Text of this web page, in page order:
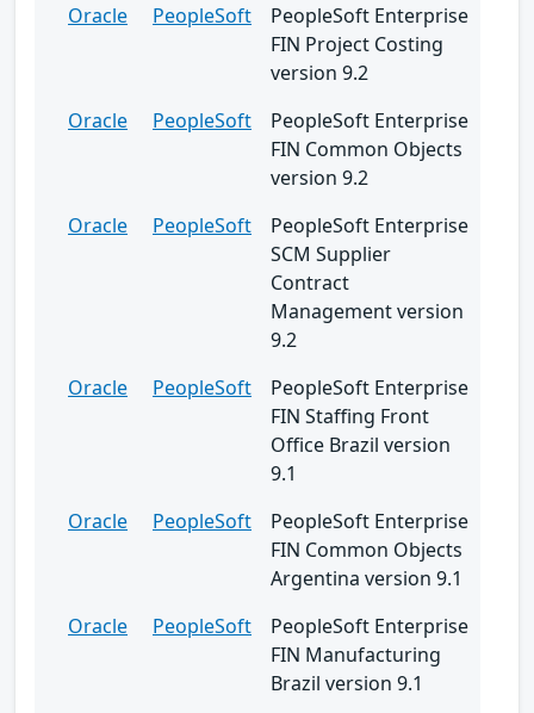
Oracle
PeopleSoft
PeopleSoft Enterprise
FIN Project Costing
version 9.2
Oracle
PeopleSoft
PeopleSoft Enterprise
FIN Common Objects
version 9.2
Oracle
PeopleSoft
PeopleSoft Enterprise
SCM Supplier
Contract
Management version
9.2
Oracle
PeopleSoft
PeopleSoft Enterprise
FIN Staffing Front
Office Brazil version
9.1
Oracle
PeopleSoft
PeopleSoft Enterprise
FIN Common Objects
Argentina version 9.1
Oracle
PeopleSoft
PeopleSoft Enterprise
FIN Manufacturing
Brazil version 9.1